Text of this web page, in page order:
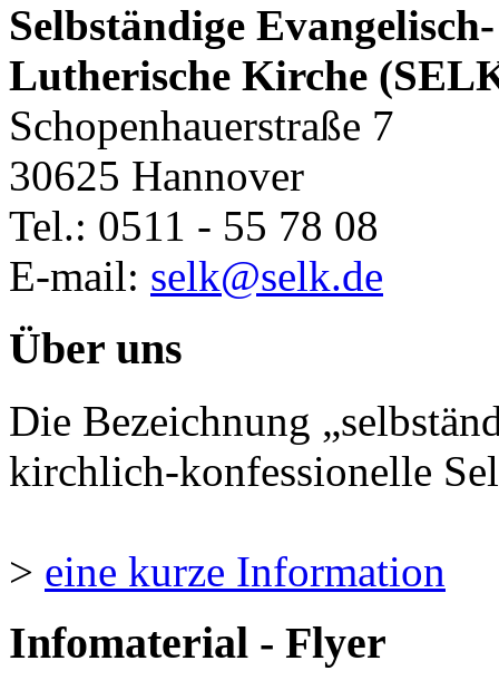
Selbständige Evangelisch-
Lutherische Kirche
Schopenhauerstraße 7
30625 Hannover
Tel.: 0511 - 55 78 08
E-mail: selk@selk.de
Über uns
Die Bezeichnung
kirchlich-konfessionelle
> eine kurze Information
Infomaterial - Flyer